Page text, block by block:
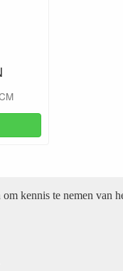
kennis te nemen van